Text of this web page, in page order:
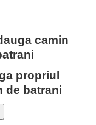
propriul
de batrani